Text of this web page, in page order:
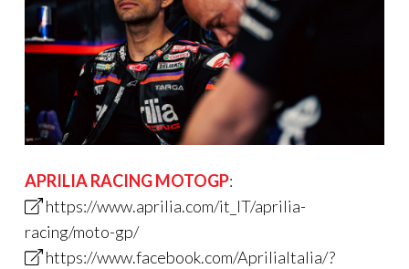
APRILIA RACING MOTOGP:
https://www.aprilia.com/it_IT/aprilia-
racing/moto-gp/
https://www.facebook.com/ApriliaItalia/?